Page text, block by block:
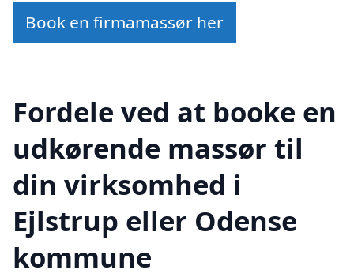
Book en firmamassør her
Fordele ved at booke en
udkørende massør til
din virksomhed i
Ejlstrup eller Odense
kommune